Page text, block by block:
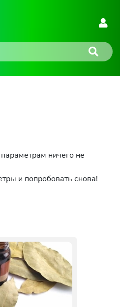
ничего не
и попробовать снова!